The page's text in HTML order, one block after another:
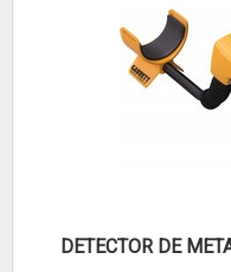
DETECTOR DE